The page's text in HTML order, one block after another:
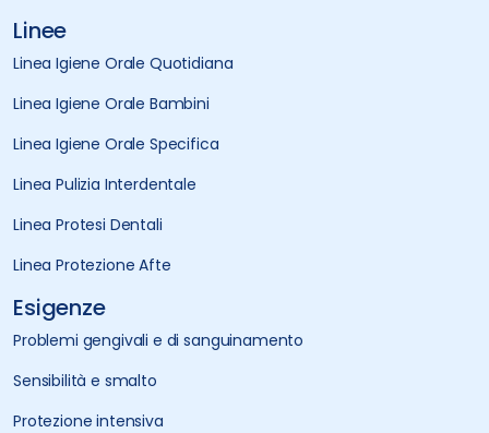
Linee
Linea Igiene Orale Quotidiana
Linea Igiene Orale Bambini
Linea Igiene Orale Specifica
Linea Pulizia Interdentale
Linea Protesi Dentali
Linea Protezione Afte
Esigenze
Problemi gengivali e di sanguinamento
Sensibilità e smalto
Protezione intensiva